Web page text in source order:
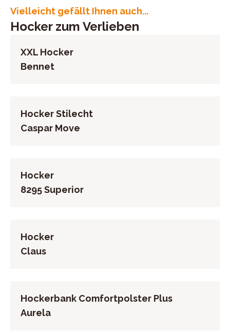
E-Mail-Adresse: office@zehdenick-pm.de
UID (Umsatzsteuer-Identifikationsnummer): DE
261794951
Vielleicht gefällt Ihnen auch...
Hocker zum Verlieben
XXL Hocker
Bennet
Hocker Stilecht
Caspar Move
Hocker
8295 Superior
Hocker
Claus
Hockerbank Comfortpolster Plus
Aurela